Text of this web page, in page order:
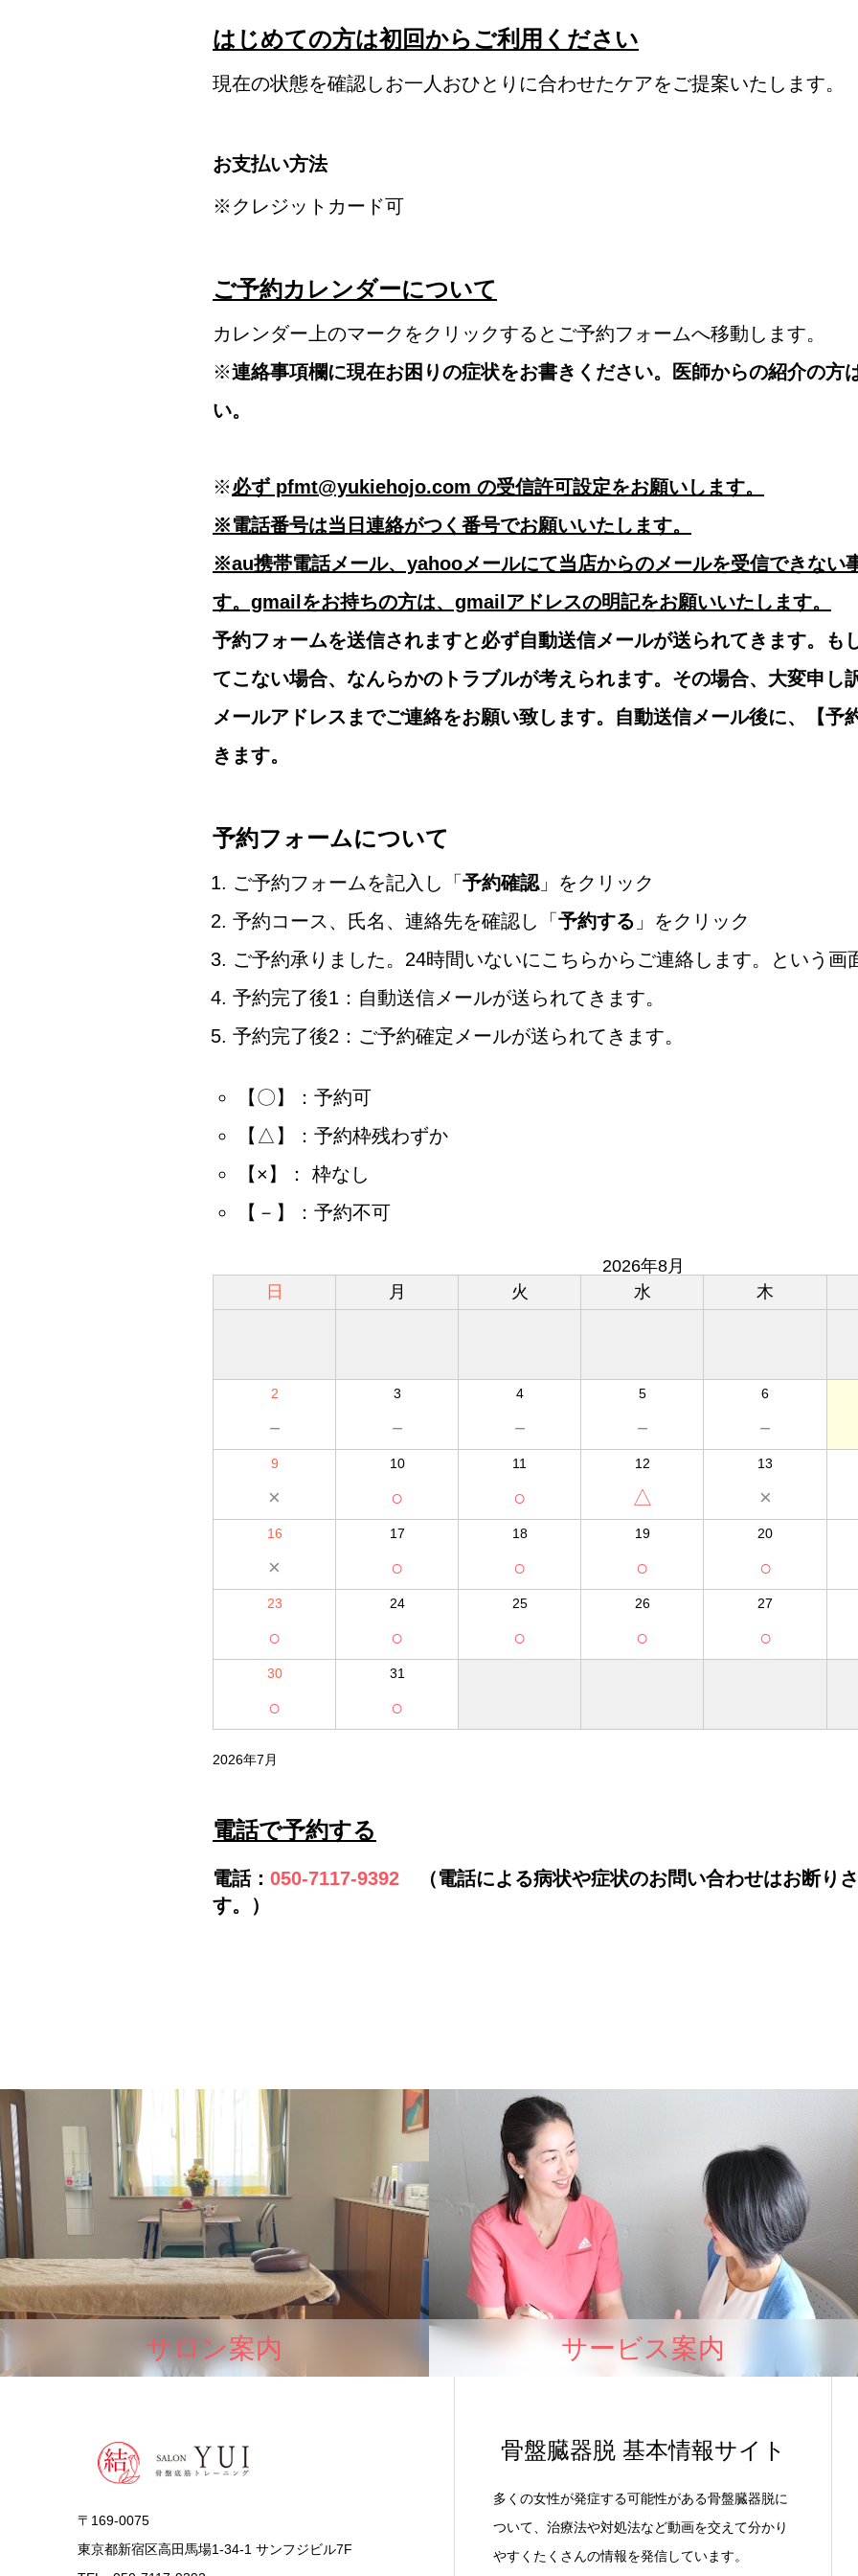
はじめての方は初回からご利用ください
現在の状態を確認しお一人おひとりに合わせたケアをご提案いたします。
お支払い方法
※クレジットカード可
ご予約カレンダーについて
カレンダー上のマークをクリックするとご予約フォームへ移動します。
※連絡事項欄に現在お困りの症状をお書きください。医師からの紹介の方
い。
※必ず pfmt@yukiehojo.com の受信許可設定をお願いします。
※電話番号は当日連絡がつく番号でお願いいたします。
※au携帯電話メール、yahooメールにて当店からのメールを受信できない
す。gmailをお持ちの方は、gmailアドレスの明記をお願いいたします。
予約フォームを送信されますと必ず自動送信メールが送られてきます。も
てこない場合、なんらかのトラブルが考えられます。その場合、大変申し
メールアドレスまでご連絡をお願い致します。自動送信メール後に、【予
きます。
予約フォームについて
ご予約フォームを記入し「 予約確認」をクリック
予約コース、氏名、連絡先を確認し「 予約する 」をクリック
ご予約承りました。24時間いないにこちらからご連絡します。という画
予約完了後1：自動送信メールが送られてきます。
予約完了後2：ご予約確定メールが送られてきます。
【〇】：予約可
【△】：予約枠残わずか
【×】： 枠なし
【－】：予約不可
2026年8月
日
月 火 水 木
2
－
3
－
4
－
5
－
6
－
9
×
10
○
11
○
12
△
13
×
16
×
17
○
18
○
19
○
20
○
23
○
24
○
25
○
26
○
27
○
30
○
31
○
2026年7月
電話で予約する
電話： 050-7117-9392 （電話による病状や症状のお問い合わせはお断り
す。）
サロン案内 サービス案内
〒169-0075
東京都新宿区高田馬場1-34-1 サンフジビル7F
骨盤臓器脱 基本情報サイト
多くの女性が発症する可能性がある骨盤臓器脱に
ついて、治療法や対処法など動画を交えて分かり
やすくたくさんの情報を発信しています。